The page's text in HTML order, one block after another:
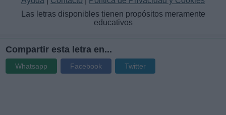
Las letras disponibles tienen propósitos meramente
educativos
Compartir esta letra en...
Whatsapp Facebook Twitter